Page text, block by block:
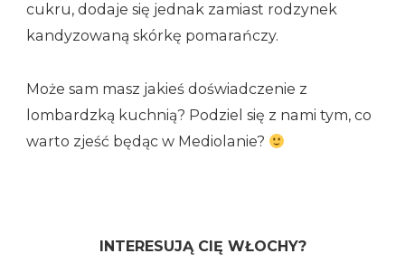
cukru, dodaje się jednak zamiast rodzynek
kandyzowaną skórkę pomarańczy.
Może sam masz jakieś doświadczenie z
lombardzką kuchnią? Podziel się z nami tym, co
warto zjeść będąc w Mediolanie?
INTERESUJĄ CIĘ WŁOCHY?